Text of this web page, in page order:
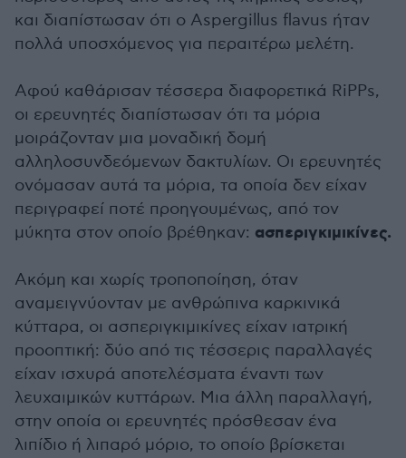
και διαπίστωσαν ότι ο Aspergillus flavus ήταν
πολλά υποσχόμενος για περαιτέρω μελέτη.
Αφού καθάρισαν τέσσερα διαφορετικά RiPPs,
οι ερευνητές διαπίστωσαν ότι τα μόρια
μοιράζονταν μια μοναδική δομή
αλληλοσυνδεόμενων δακτυλίων. Οι ερευνητές
ονόμασαν αυτά τα μόρια, τα οποία δεν είχαν
περιγραφεί ποτέ προηγουμένως, από τον
μύκητα στον οποίο βρέθηκαν: ασπεριγκιμικίνες.
Ακόμη και χωρίς τροποποίηση, όταν
αναμειγνύονταν με ανθρώπινα καρκινικά
κύτταρα, οι ασπεριγκιμικίνες είχαν ιατρική
προοπτική: δύο από τις τέσσερις παραλλαγές
είχαν ισχυρά αποτελέσματα έναντι των
λευχαιμικών κυττάρων. Μια άλλη παραλλαγή,
στην οποία οι ερευνητές πρόσθεσαν ένα
λιπίδιο ή λιπαρό μόριο, το οποίο βρίσκεται